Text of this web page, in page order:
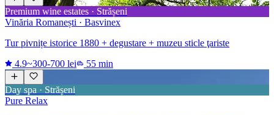
Premium wine estates · Strășeni
Vinăria Romanești · Basvinex
Tur pivnițe istorice 1880 + degustare + muzeu sticle ţariste
4.9~300-700 lei 55 min
Day spa · Strășeni
Pure Relax